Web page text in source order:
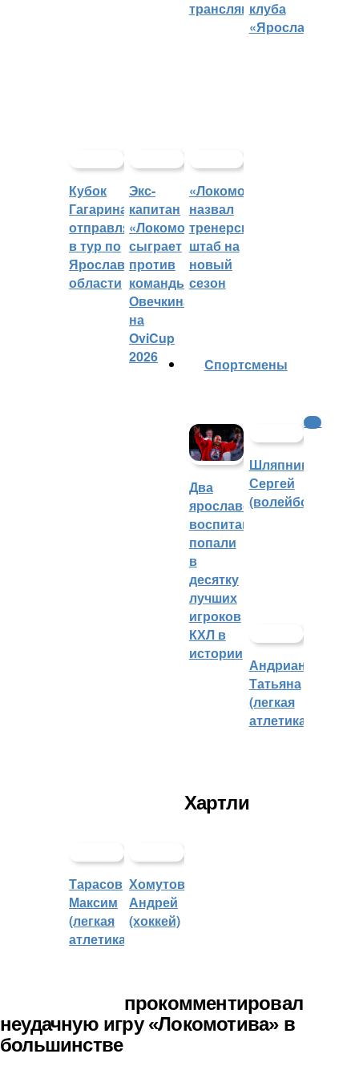
трансляцийклуба
«Ярославич»
Кубок
Гагарина
отправляется
в тур по
Ярославской
области
Экс-
капитан
«Локомотива»
сыграет
против
команды
Овечкина
на
OviCup
2026
«Локомотив»
назвал
тренерский
штаб на
новый
сезон
Cпортсмены
Два
ярославских
воспитанника
попали
в
десятку
лучших
игроков
КХЛ в
истории
Шляпников
Сергей
(волейбол)
Андрианова
Татьяна
(легкая
атлетика)
Тарасов
Максим
(легкая
атлетика)
Хомутов
Андрей
(хоккей)
КХЛ
Хартли
прокомментировал
неудачную игру «Локомотива» в
большинстве